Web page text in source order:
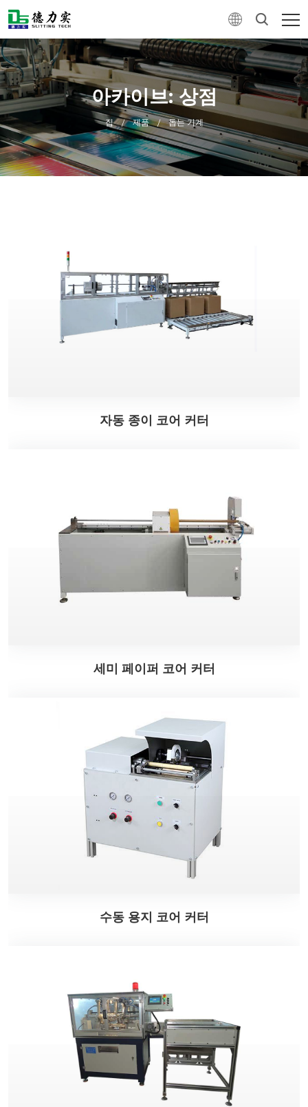
아카이브: 상점
집 / 제품 / 돕는 기계
자동 종이 코어 커터
세미 페이퍼 코어 커터
수동 용지 코어 커터